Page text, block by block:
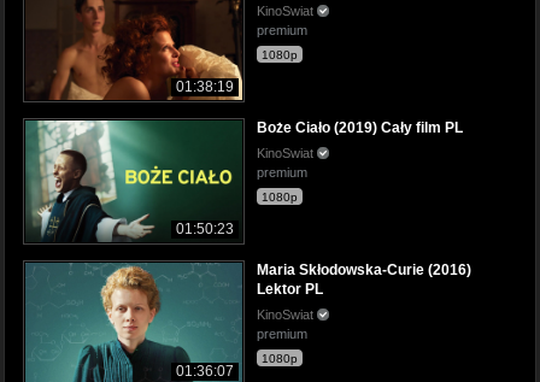
01:38:19
KinoSwiat
premium
1080p
01:50:23
Boże Ciało (2019) Cały film PL
KinoSwiat
premium
1080p
01:36:07
Maria Skłodowska-Curie (2016)
Lektor PL
KinoSwiat
premium
1080p